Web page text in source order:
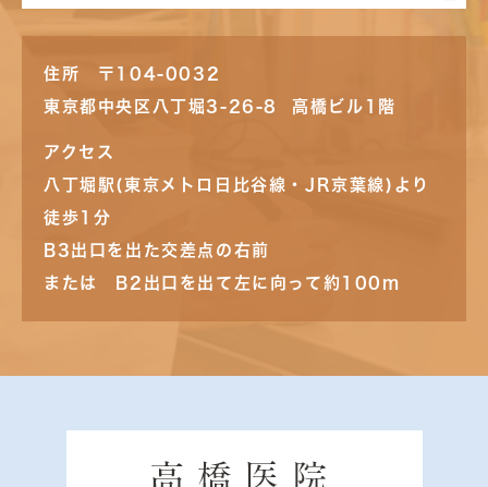
住所 〒104-0032
東京都中央区八丁堀3-26-8 高橋ビル1階
アクセス
八丁堀駅(東京メトロ日比谷線・JR京葉線)より
徒歩1分
B3出口を出た交差点の右前
または B2出口を出て左に向って約100m